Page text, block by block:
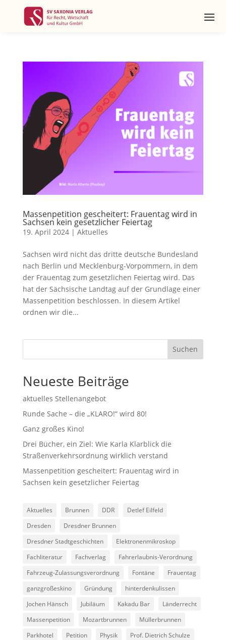
Massenpetition gescheitert: Frauentag wird in
Sachsen kein gesetzlicher Feiertag
19. April 2024| Aktuelles
Sachsen wird nicht das dritte deutsche Bundesland
nach Berlin und Mecklenburg-Vorpommern, in dem
der Frauentag zum gesetzlichen Feiertag wird. Das
hat der Sächsische Landtag auf der Grundlage einer
Massenpetition beschlossen. In diesem Artikel
ordnen wir die...
Suchen
Neueste Beiträge
aktuelles Stellenangebot
Runde Sache – die „KLARO!“ wird 80!
Ganz großes Kino!
Drei Bücher, ein Ziel: Wie Karla Klarblick die
Straßenverkehrsordnung wirklich verstand
Massenpetition gescheitert: Frauentag wird in
Sachsen kein gesetzlicher Feiertag
Aktuelles Brunnen DDR
Detlef Eilfeld
Dresden
Dresdner Brunnen
Dresdner Stadtgeschichten
Elektronenmikroskop
Fachliteratur
Fachverlag
Fahrerlaubnis-Verordnung
Fahrzeug-Zulassungsverordnung
Fontäne
Frauentag
ganzgroßeskino
Gründung
hinterdenkulissen
Jochen Hänsch
Jubiläum Kakadu Bar
Länderrecht
Massenpetition
Mozartbrunnen
Müllerbrunnen
Parkhotel
Petition Physik
Prof. Dietrich Schulze